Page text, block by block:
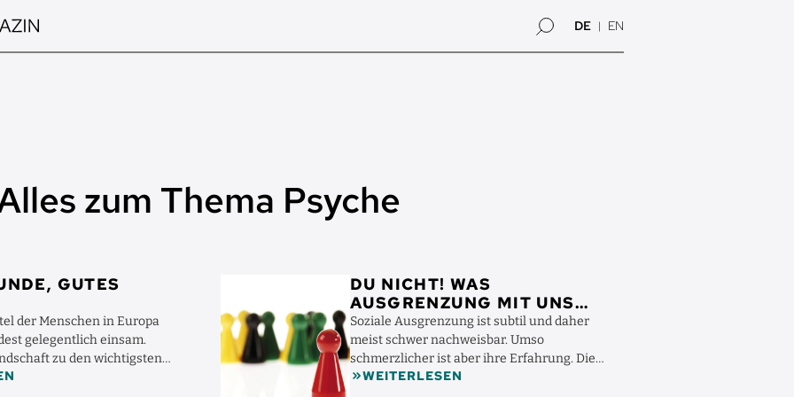
DE EN
zum Thema Psyche
GUTES
der Menschen in Europa
gelegentlich einsam.
zu den wichtigsten
...
DU NICHT! WAS
AUSGRENZUNG MIT UNS
MACHT
Soziale Ausgrenzung ist subtil und daher
meist schwer nachweisbar. Umso
schmerzlicher ist aber ihre Erfahrung. Die
Sozialpsychologin Selma Rudert ...
WEITERLESEN